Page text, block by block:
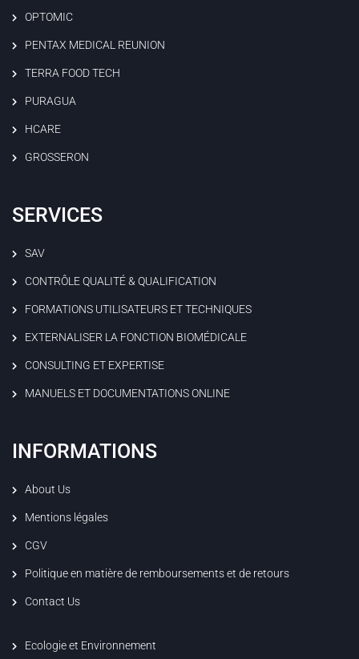
OPTOMIC
PENTAX MEDICAL REUNION
TERRA FOOD TECH
PURAGUA
HCARE
GROSSERON
SERVICES
SAV
CONTRÔLE QUALITÉ & QUALIFICATION
FORMATIONS UTILISATEURS ET TECHNIQUES
EXTERNALISER LA FONCTION BIOMÉDICALE
CONSULTING ET EXPERTISE
MANUELS ET DOCUMENTATIONS ONLINE
INFORMATIONS
About Us
Mentions légales
CGV
Politique en matière de remboursements et de retours
Contact Us
Ecologie et Environnement